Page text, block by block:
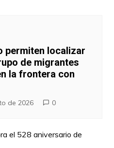
permiten localizar
de migrantes
la frontera con
de 2026 0